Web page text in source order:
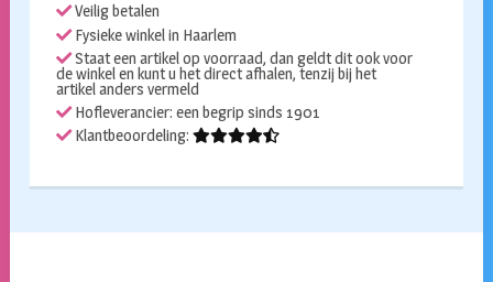
Veilig betalen
Fysieke winkel in Haarlem
Staat een artikel op voorraad, dan geldt dit ook voor
de winkel en kunt u het direct afhalen, tenzij bij het
artikel anders vermeld
Hofleverancier: een begrip sinds 1901
Klantbeoordeling: